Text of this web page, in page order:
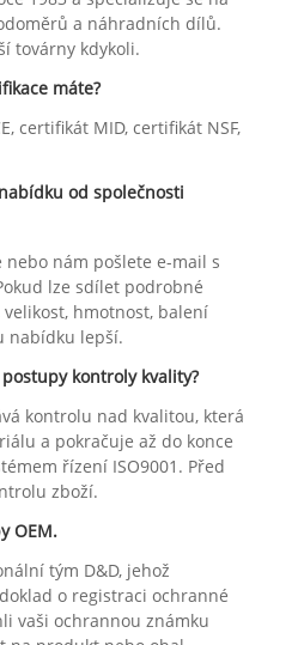
a náhradních dílů.
továrny kdykoli.
máte?
certifikát MID, certifikát NSF,
od společnosti
nebo nám pošlete e-mail s
lze sdílet podrobné
velikost, hmotnost, balení
nabídku lepší.
postupy kontroly kvality?
kontrolu nad kvalitou, která
a pokračuje až do konce
řízení ISO9001. Před
zboží.
OEM.
tým D&D, jehož
o registraci ochranné
vaši ochrannou známku